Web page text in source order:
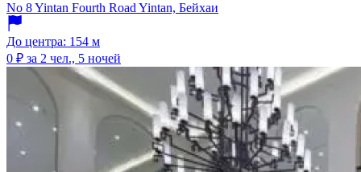
No 8 Yintan Fourth Road Yintan, Бейхаи
До центра: 154 м
0 ₽ за 2 чел., 5 ночей